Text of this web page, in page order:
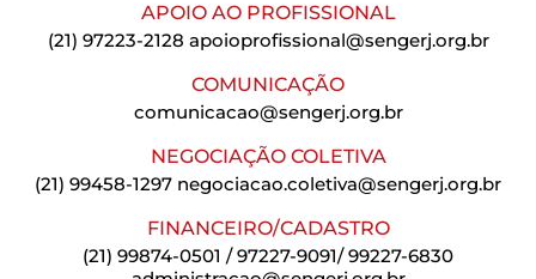
APOIO AO PROFISSIONAL
(21) 97223-2128 apoioprofissional@sengerj.org.br
COMUNICAÇÃO
comunicacao@sengerj.org.br
NEGOCIAÇÃO COLETIVA
(21) 99458-1297 negociacao.coletiva@sengerj.org.br
FINANCEIRO/CADASTRO
(21) 99874-0501 / 97227-9091/ 99227-6830